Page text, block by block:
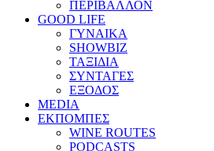
ΠΕΡΙΒΑΛΛΟΝ
GOOD LIFE
ΓΥΝΑΙΚΑ
SHOWBIZ
ΤΑΞΙΔΙΑ
ΣΥΝΤΑΓΕΣ
ΕΞΟΔΟΣ
MEDIA
ΕΚΠΟΜΠΕΣ
WINE ROUTES
PODCASTS